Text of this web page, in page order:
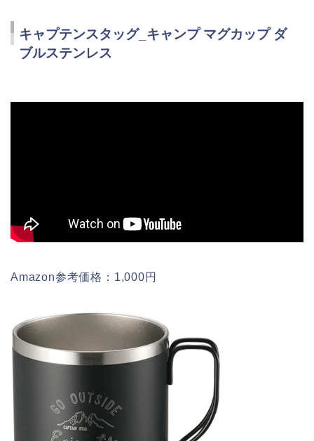
キャプテンスタッグ_キャンプ マグカップ ダ
ブルステンレス
Amazon参考価格：1,000円